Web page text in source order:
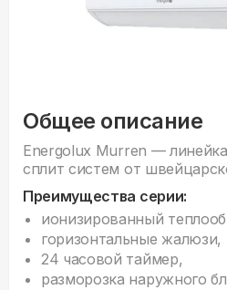
Общее описание
Energolux Murren —
сплит систем от
Преимущества серии:
ионизированный
горизонтальные жалюзи,
24 часовой таймер,
разморозка наружного